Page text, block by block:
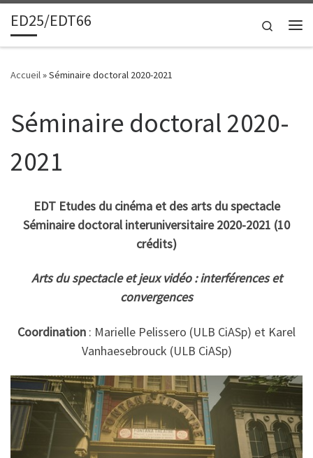
Passer au contenu
ED25/EDT66
Search
Accueil»Séminaire doctoral 2020-2021
Séminaire doctoral 2020-
2021
EDT Etudes du cinéma et des arts du spectacle
Séminaire doctoral interuniversitaire 2020-2021 (10
crédits)
Arts du spectacle et jeux vidéo : interférences et
convergences
Coordination : Marielle Pelissero (ULB CiASp) et Karel
Vanhaesebrouck (ULB CiASp)